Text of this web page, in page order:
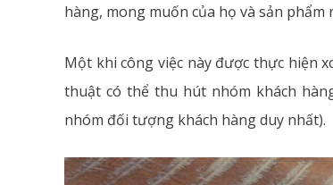
hàng, mong muốn của họ và sản
Một khi công việc này được thực hiện
thuật có thể thu hút nhóm khách
nhóm đối tượng khách hàng duy nhất).